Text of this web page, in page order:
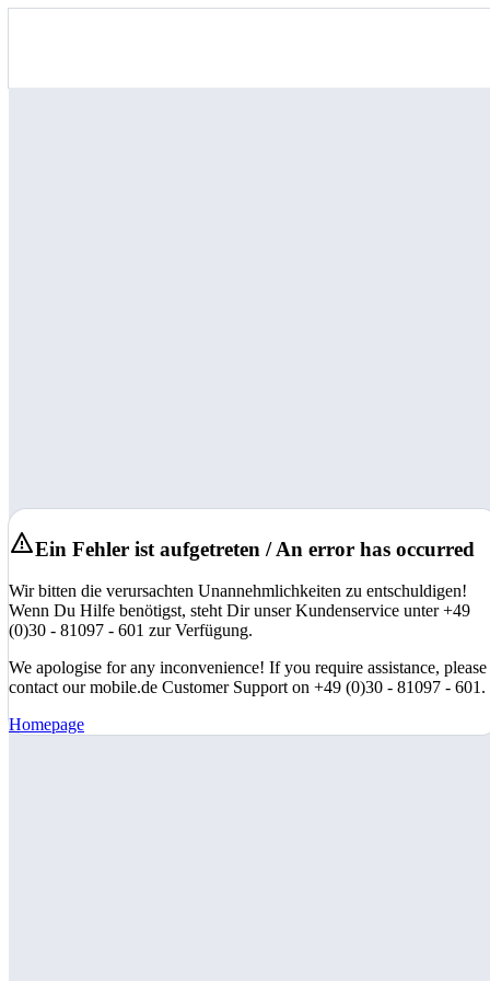
Ein Fehler ist aufgetreten / An error has occurred
Wir bitten die verursachten Unannehmlichkeiten zu entschuldigen!
Wenn Du Hilfe benötigst, steht Dir unser Kundenservice unter +49
(0)30 - 81097 - 601 zur Verfügung.
We apologise for any inconvenience! If you require assistance, please
contact our mobile.de Customer Support on +49 (0)30 - 81097 - 601.
Homepage